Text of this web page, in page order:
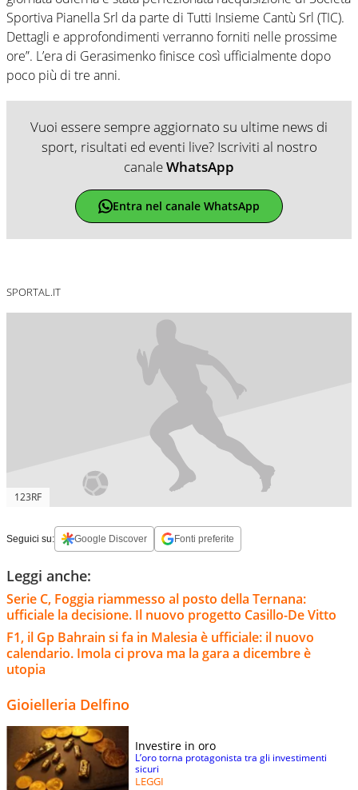
Sportiva Pianella Srl da parte di Tutti Insieme Cantù Srl (TIC).
Dettagli e approfondimenti verranno forniti nelle prossime
ore”. L’era di Gerasimenko finisce così ufficialmente dopo
poco più di tre anni.
Vuoi essere sempre aggiornato su ultime news di
sport, risultati ed eventi live? Iscriviti al nostro
canaleWhatsApp
Entra nel canale WhatsApp
SPORTAL.IT
123RF
Seguici su: Google Discover Fonti preferite
Leggi anche:
Serie C, Foggia riammesso al posto della Ternana:
ufficiale la decisione. Il nuovo progetto Casillo-De Vitto
F1, il Gp Bahrain si fa in Malesia è ufficiale: il nuovo
calendario. Imola ci prova ma la gara a dicembre è
utopia
Gioielleria Delfino
Investire in oro
L’oro torna protagonista tra gli investimenti
sicuri
LEGGI